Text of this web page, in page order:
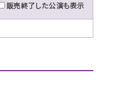
販売終了した公演も表示